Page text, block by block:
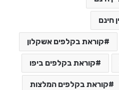
חינם
קוראת בקלפים אשקלון
קוראת בקלפים ביפו
קוראת בקלפים המלצות